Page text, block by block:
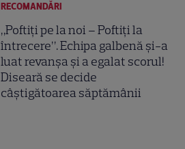
RECOMANDĂRI
„Poftiți pe la noi – Poftiți la
întrecere”. Echipa galbenă și-a
luat revanșa și a egalat scorul!
Diseară se decide
câștigătoarea săptămânii